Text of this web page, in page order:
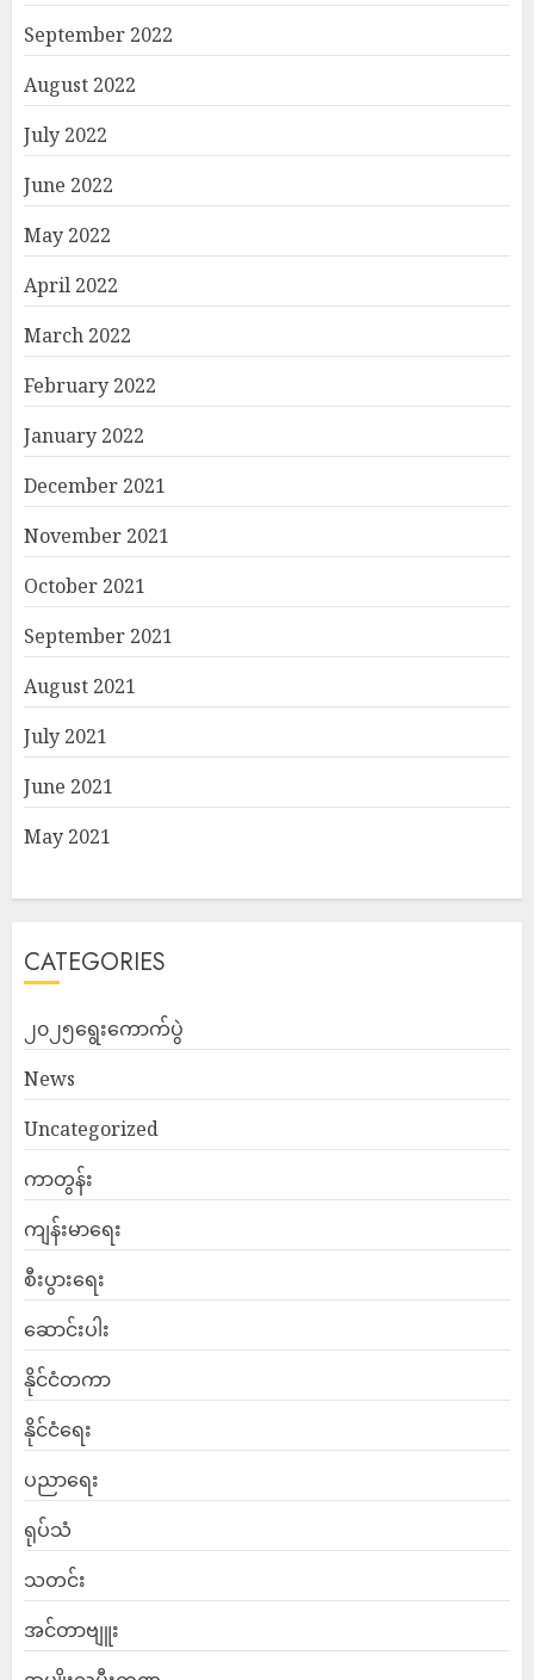
September 2022
August 2022
July 2022
June 2022
May 2022
April 2022
March 2022
February 2022
January 2022
December 2021
November 2021
October 2021
September 2021
August 2021
July 2021
June 2021
May 2021
CATEGORIES
၂၀၂၅ရွေးကောက်ပွဲ
News
Uncategorized
ကာတွန်း
ကျန်းမာရေး
စီးပွားရေး
ဆောင်းပါး
နိုင်ငံတကာ
နိုင်ငံရေး
ပညာရေး
ရုပ်သံ
သတင်း
အင်တာဗျူး